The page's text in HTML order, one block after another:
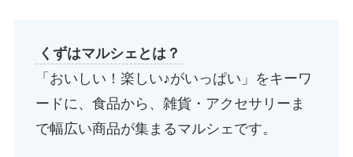
くずはマルシェとは？
「おいしい！楽しい♪がいっぱい」をキーワ
ードに、食品から、雑貨・アクセサリーま
で幅広い商品が集まるマルシェです。